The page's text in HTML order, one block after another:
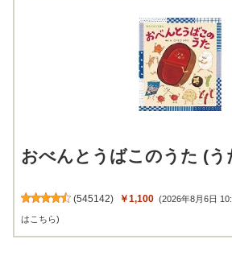
おべんとうばこのうた (う
(545142) ￥1,100 (2026年8月6日
はこちら)